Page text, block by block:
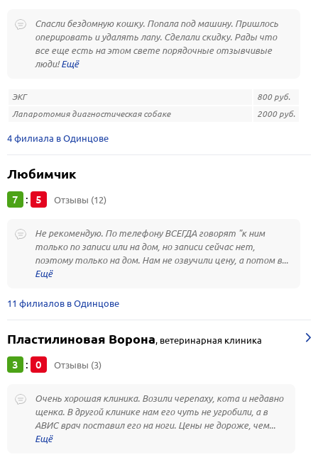
Спасли бездомную кошку. Попала под машину. Пришлось
оперировать и удалять лапу. Сделали скидку. Рады что
все еще есть на этом свете порядочные отзывчивые
люди!
ЭКГ
800 руб.
Лапаротомия диагностическая собаке
2000 руб.
4 филиала в Одинцове
Любимчик
7 : 5 Отзывы (12)
Не рекомендую. По телефону ВСЕГДА говорят "к ним
только по записи или на дом, но записи сейчас нет,
поэтому только на дом. Нам не озвучили цену, а потом в...
11 филиалов в Одинцове
Пластилиновая Ворона, ветеринарная клиника
3 : 0 Отзывы (3)
Очень хорошая клиника. Возили черепаху, кота и недавно
щенка. В другой клинике нам его чуть не угробили, а в
АВИС врач поставил его на ноги. Цены не дороже, чем...